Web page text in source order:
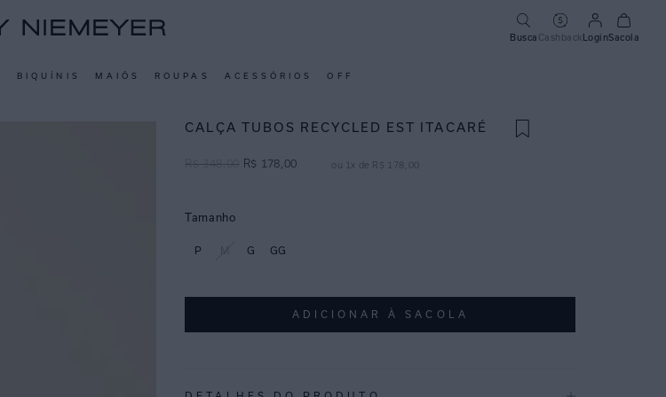
Busca CashbackLoginSacola
BIQUÍNIS MAIÔS ROUPAS ACESSÓRIOS OFF
CALÇA TUBOS RECYCLED EST ITACARÉ
R$ 348,00 R$ 178 00 ou 1 x de R$ 178 00
Tamanho
P G GG
ADICIONAR À SACOLA